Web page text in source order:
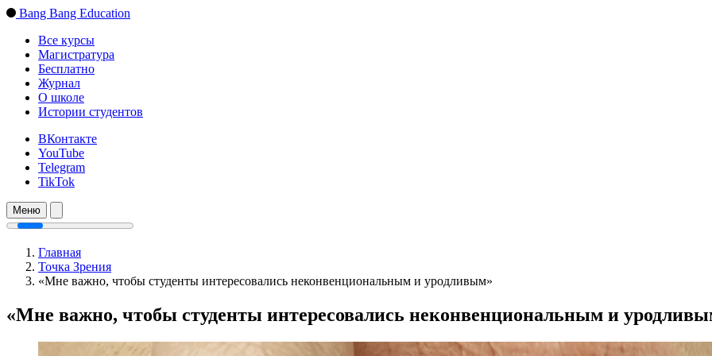
Bang Bang Education
Все курсы
Магистратура
Бесплатно
Журнал
О школе
Истории студентов
ВКонтакте
YouTube
Telegram
TikTok
Меню
Главная
Точка Зрения
«Мне важно, чтобы студенты интересовались неконвенциональным и уродливым»
«Мне важно, чтобы студенты интересовались неконвенциональным и